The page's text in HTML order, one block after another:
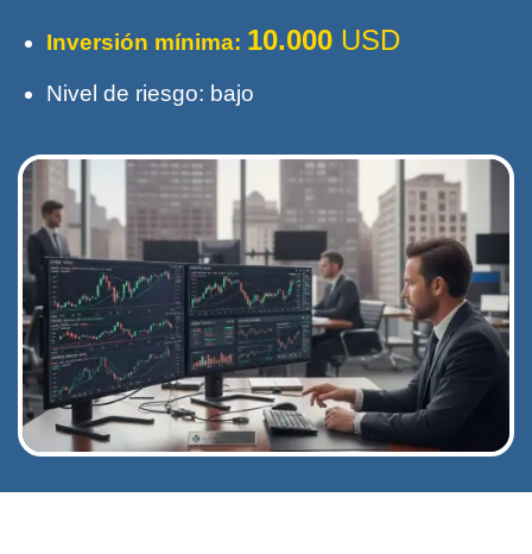
Inversión mínima: 10.000 USD
Nivel de riesgo: bajo